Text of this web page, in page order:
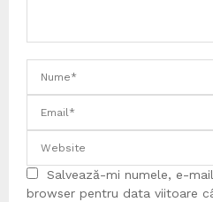
Salvează-mi numele, e-
browser pentru data viitoare